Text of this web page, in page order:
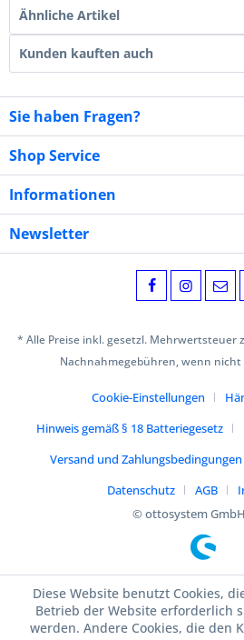
Ähnliche Artikel
Kunden kauften auch
Sie haben Fragen?
Shop Service
Informationen
Newsletter
* Alle Preise inkl. gesetzl. Mehrwertsteuer
Nachnahmegebühren, wenn nicht
Cookie-Einstellungen
Hinweis gemäß § 18 Batteriegesetz
Versand und Zahlungsbedingungen
Datenschutz
AGB
© ottosystem
Diese Website benutzt Cookies,
Betrieb der Website erforderlich
werden. Andere Cookies, die den